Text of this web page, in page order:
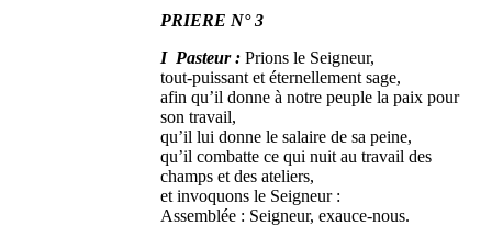
PRIERE N° 3
I Pasteur : Prions le Seigneur,
tout-puissant et éternellement sage,
afin qu’il donne à notre peuple la paix pour
son travail,
qu’il lui donne le salaire de sa peine,
qu’il combatte ce qui nuit au travail des
champs et des ateliers,
et invoquons le Seigneur :
Assemblée : Seigneur, exauce-nous.